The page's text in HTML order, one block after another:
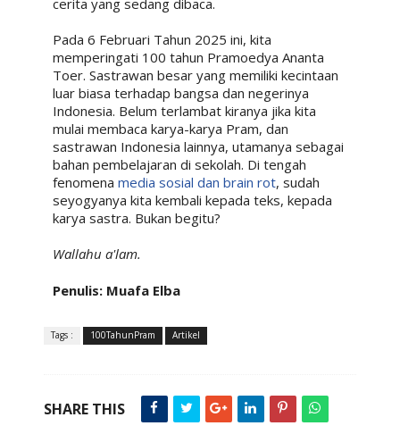
cerita yang sedang dibaca.
Pada 6 Februari Tahun 2025 ini, kita
memperingati 100 tahun Pramoedya Ananta
Toer. Sastrawan besar yang memiliki kecintaan
luar biasa terhadap bangsa dan negerinya
Indonesia. Belum terlambat kiranya jika kita
mulai membaca karya-karya Pram, dan
sastrawan Indonesia lainnya, utamanya sebagai
bahan pembelajaran di sekolah. Di tengah
fenomena media sosial dan brain rot, sudah
seyogyanya kita kembali kepada teks, kepada
karya sastra. Bukan begitu?
Wallahu a'lam.
Penulis: Muafa Elba
Tags : 100TahunPram Artikel
SHARE THIS